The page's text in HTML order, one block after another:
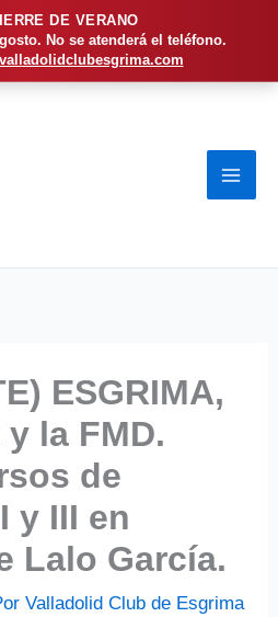
DE VERANO
No se atenderá el teléfono.
ESGRIMA,
la FMD.
de
y III en
Lalo García.
Valladolid Club de Esgrima